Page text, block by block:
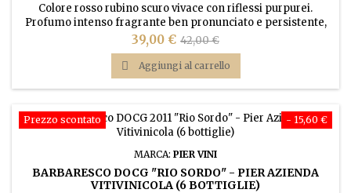
Colore rosso rubino scuro vivace con riflessi purpurei.
Profumo intenso fragrante ben pronunciato e persistente,
con sentori di mammola e di frutti di bosco a bacca rossa.
Sapore secco con sensazioni aromatiche di buona durata ed
intensità. Presenta una spiccata attitudine ad un medio
invecchiamento.
Prezzo
39,00 € Prezzo
base
42,00 €
 Aggiungi al carrello
- 15,60 €
Prezzo scontato
MARCA: PIER VINI
BARBARESCO DOCG "RIO SORDO" - PIER AZIENDA
VITIVINICOLA (6 BOTTIGLIE)